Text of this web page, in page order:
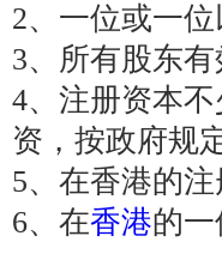
2、一位或一
3、所有股东
4、注册资本
资，按政府规
5、在香港的
6、在香港的